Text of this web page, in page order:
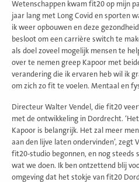
Wetenschappen kwam fit20 op mijn
jaar lang met Long Covid en sporten
ik weer opbouwen en deze
besloot om een carrière switch te
als doel zoveel mogelijk mensen te
over te nemen greep Kapoor met
verandering die ik ervaren heb wil ik
om zich zo fit te voelen. Mentaal en
Directeur Walter Vendel, die fit20
met de ontwikkeling in Dordrecht.
Kapoor is belangrijk. Het zal meer
aan den lijve laten ondervinden’, zegt
fit20-studio begonnen, en nog steeds
wat we doen. Ik ben ontzettend blij
omgeving dat het stokje van fit20